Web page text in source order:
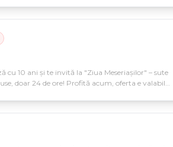
cu 10 ani și te invită la "Ziua Meseriașilor" – sute
doar 24 de ore! Profită acum, oferta e valabilă